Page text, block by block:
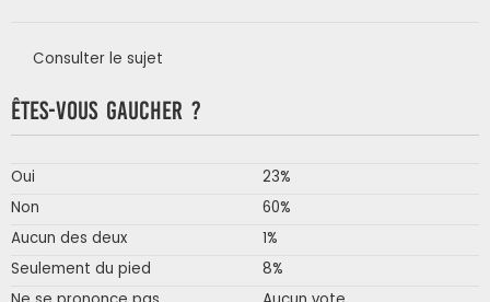
Consulter le sujet
Êtes-vous gaucher ?
Oui
23%
Non
60%
Aucun des deux
1%
Seulement du pied
8%